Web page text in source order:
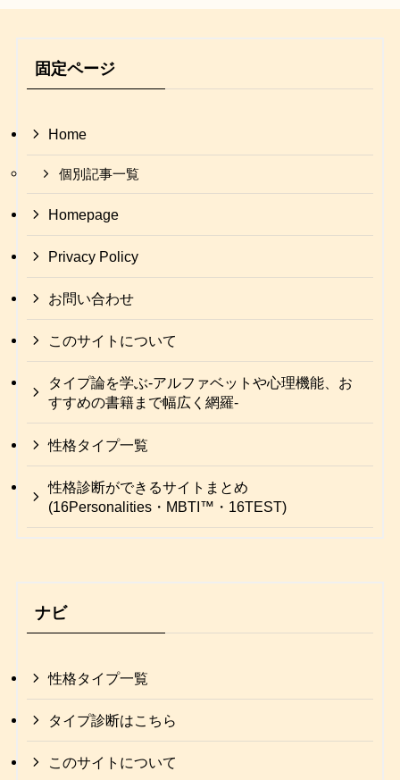
固定ページ
Home
個別記事一覧
Homepage
Privacy Policy
お問い合わせ
このサイトについて
タイプ論を学ぶ-アルファベットや心理機能、お
すすめの書籍まで幅広く網羅-
性格タイプ一覧
性格診断ができるサイトまとめ
(16Personalities・MBTI™・16TEST)
ナビ
性格タイプ一覧
タイプ診断はこちら
このサイトについて